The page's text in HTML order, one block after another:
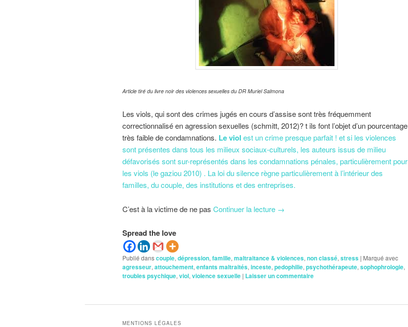
Article tiré du livre noir des violences sexuelles du DR Muriel Salmona
Les viols, qui sont des crimes jugés en cours d’assise sont très fréquemment
correctionnalisé en agression sexuelles (schmitt, 2012)? t ils font l’objet d’un pourcentage
très faible de condamnations. Le viol est un crime presque parfait ! et si les violences
sont présentes dans tous les milieux sociaux-culturels, les auteurs issus de milieu
défavorisés sont sur-représentés dans les condamnations pénales, particulièrement pour
les viols (le gaziou 2010) . La loi du silence règne particulièrement à l’intérieur des
familles, du couple, des institutions et des entreprises.
C’est à la victime de ne pas Continuer la lecture →
Spread the love
Publié danscouple, dépression, famille, maltraitance & violences, non classé, stress | Marqué avec
agresseur, attouchement, enfants maltraités, inceste, pedophilie, psychothérapeute, sophophrologie,
troubles psychique, viol, violence sexuelle | Laisser un commentaire
MENTIONS LÉGALES